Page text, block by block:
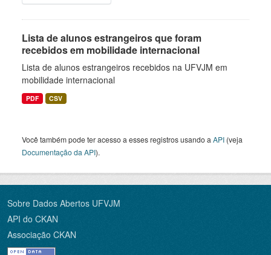
Lista de alunos estrangeiros que foram
recebidos em mobilidade internacional
Lista de alunos estrangeiros recebidos na UFVJM em
mobilidade internacional
PDF CSV
Você também pode ter acesso a esses registros usando a API (veja
Documentação da API).
Sobre Dados Abertos UFVJM
API do CKAN
Associação CKAN